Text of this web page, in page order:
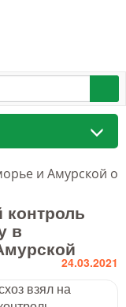
и Амурской
контроль
в
24.03.2021